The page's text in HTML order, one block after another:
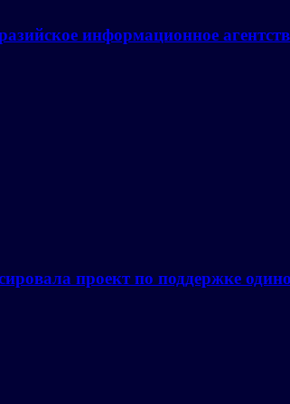
информационное
проект по поддержке